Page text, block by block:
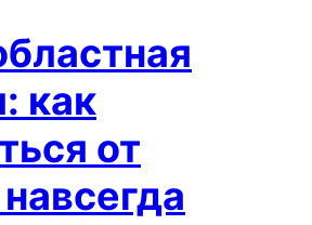
как
от